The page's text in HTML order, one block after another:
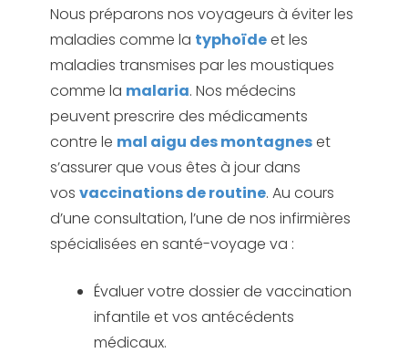
Nous préparons nos voyageurs à éviter les
maladies comme la typhoïdeet les
maladies transmises par les moustiques
comme la malaria. Nos médecins
peuvent prescrire des médicaments
contre le mal aigu des montagneset
s’assurer que vous êtes à jour dans
vos vaccinations de routine. Au cours
d’une consultation, l’une de nos infirmières
spécialisées en santé-voyage va :
Évaluer votre dossier de vaccination
infantile et vos antécédents
médicaux.